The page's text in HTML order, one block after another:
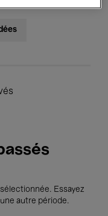
Essayez
autre période.